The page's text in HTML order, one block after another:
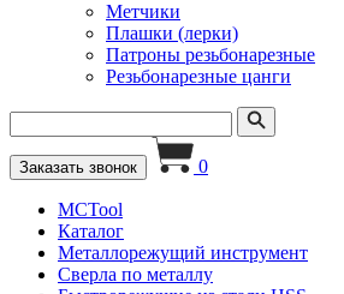
Метчики
Плашки (лерки)
Патроны резьбонарезные
Резьбонарезные цанги
Заказать звонок 0
MCTool
Каталог
Металлорежущий инструмент
Сверла по металлу